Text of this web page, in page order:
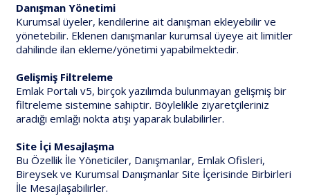
Danışman Yönetimi
Kurumsal üyeler, kendilerine ait danışman ekleyebilir ve
yönetebilir. Eklenen danışmanlar kurumsal üyeye ait limitler
dahilinde ilan ekleme/yönetimi yapabilmektedir.
Gelişmiş Filtreleme
Emlak Portalı v5, birçok yazılımda bulunmayan gelişmiş bir
filtreleme sistemine sahiptir. Böylelikle ziyaretçileriniz
aradığı emlağı nokta atışı yaparak bulabilirler.
Site İçi Mesajlaşma
Bu Özellik İle Yöneticiler, Danışmanlar, Emlak Ofisleri,
Bireysek ve Kurumsal Danışmanlar Site İçerisinde Birbirleri
İle Mesajlaşabilirler.